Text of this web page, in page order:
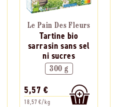
Le Pain Des Fleurs
Tartine bio
sarrasin sans sel
ni sucres
300 g
5,57 €
18,57 €/kg